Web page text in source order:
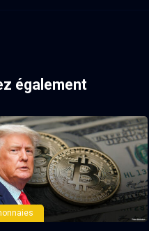
également